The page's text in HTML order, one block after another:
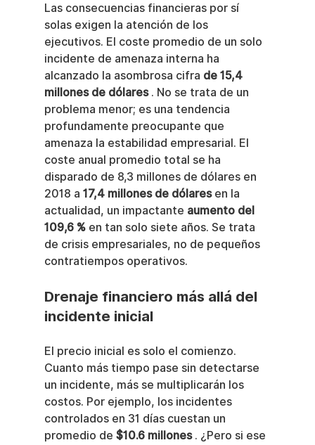
Las consecuencias financieras por sí
solas exigen la atención de los
ejecutivos. El coste promedio de un solo
incidente de amenaza interna ha
alcanzado la asombrosa cifra de 15,4
millones de dólares . No se trata de un
problema menor; es una tendencia
profundamente preocupante que
amenaza la estabilidad empresarial. El
coste anual promedio total se ha
disparado de 8,3 millones de dólares en
2018 a 17,4 millones de dólares en la
actualidad, un impactante aumento del
109,6 % en tan solo siete años. Se trata
de crisis empresariales, no de pequeños
contratiempos operativos.
Drenaje financiero más allá del
incidente inicial
El precio inicial es solo el comienzo.
Cuanto más tiempo pase sin detectarse
un incidente, más se multiplicarán los
costos. Por ejemplo, los incidentes
controlados en 31 días cuestan un
promedio de $10.6 millones . ¿Pero si ese